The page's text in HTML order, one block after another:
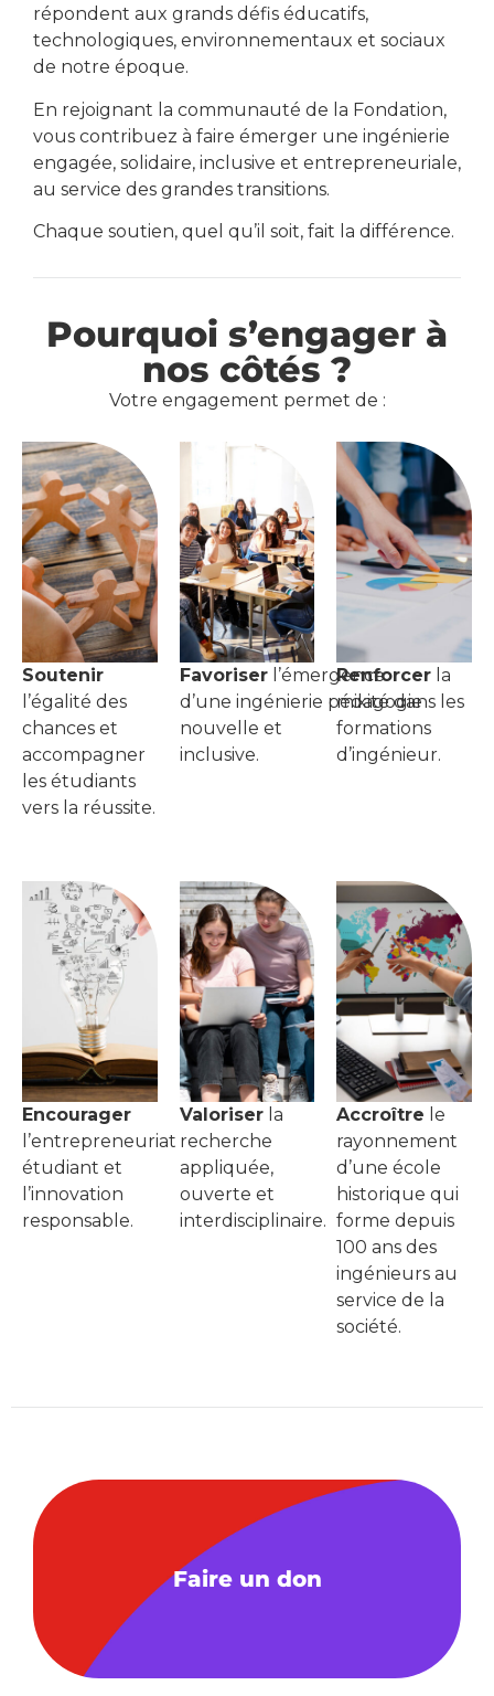
répondent aux grands défis éducatifs,
technologiques, environnementaux et sociaux
de notre époque.
En rejoignant la communauté de la Fondation,
vous contribuez à faire émerger une ingénierie
engagée, solidaire, inclusive et entrepreneuriale,
au service des grandes transitions.
Chaque soutien, quel qu’il soit, fait la différence.
Pourquoi s’engager à
nos côtés ?
Votre engagement permet de :
Soutenir
l’égalité des
chances et
accompagner
les étudiants
vers la réussite.
Favoriserl’émergence
d’une ingénierie pédagogie
nouvelle et
inclusive.
Renforcer la
mixité dans les
formations
d’ingénieur.
Encourager
l’entrepreneuriat
étudiant et
l’innovation
responsable.
Valoriserla
recherche
appliquée,
ouverte et
interdisciplinaire.
Accroître le
rayonnement
d’une école
historique qui
forme depuis
100 ans des
ingénieurs au
service de la
société.
Faire un don